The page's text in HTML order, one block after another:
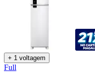
+ 1 voltagem
Full